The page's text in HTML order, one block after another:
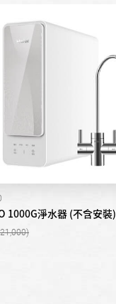
1000G淨水器 (不含安裝)
21,000